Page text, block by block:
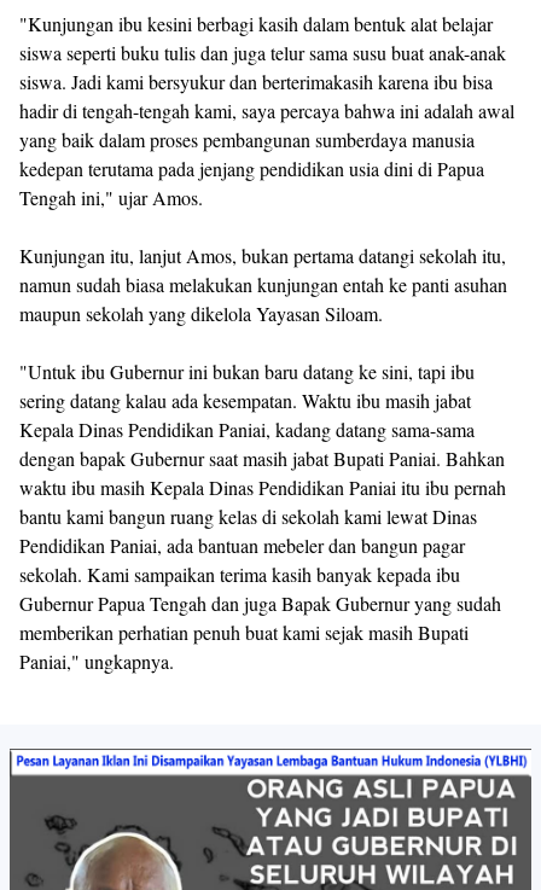
"Kunjungan ibu kesini berbagi kasih dalam bentuk alat belajar
siswa seperti buku tulis dan juga telur sama susu buat anak-anak
siswa. Jadi kami bersyukur dan berterimakasih karena ibu bisa
hadir di tengah-tengah kami, saya percaya bahwa ini adalah awal
yang baik dalam proses pembangunan sumberdaya manusia
kedepan terutama pada jenjang pendidikan usia dini di Papua
Tengah ini," ujar Amos.
Kunjungan itu, lanjut Amos, bukan pertama datangi sekolah itu,
namun sudah biasa melakukan kunjungan entah ke panti asuhan
maupun sekolah yang dikelola Yayasan Siloam.
"Untuk ibu Gubernur ini bukan baru datang ke sini, tapi ibu
sering datang kalau ada kesempatan. Waktu ibu masih jabat
Kepala Dinas Pendidikan Paniai, kadang datang sama-sama
dengan bapak Gubernur saat masih jabat Bupati Paniai. Bahkan
waktu ibu masih Kepala Dinas Pendidikan Paniai itu ibu pernah
bantu kami bangun ruang kelas di sekolah kami lewat Dinas
Pendidikan Paniai, ada bantuan mebeler dan bangun pagar
sekolah. Kami sampaikan terima kasih banyak kepada ibu
Gubernur Papua Tengah dan juga Bapak Gubernur yang sudah
memberikan perhatian penuh buat kami sejak masih Bupati
Paniai," ungkapnya.